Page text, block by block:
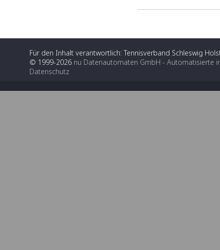
Für den Inhalt verantwortlich: Tennisverband Schleswig
© 1999-2026 nu Datenautomaten GmbH - Automatisierte
Datenschutz